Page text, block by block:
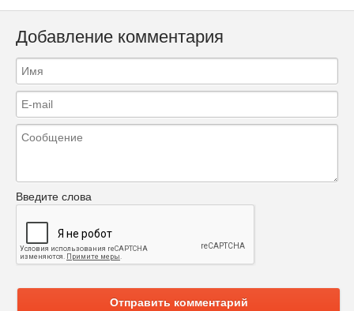
Добавление комментария
Введите слова
Отправить комментарий